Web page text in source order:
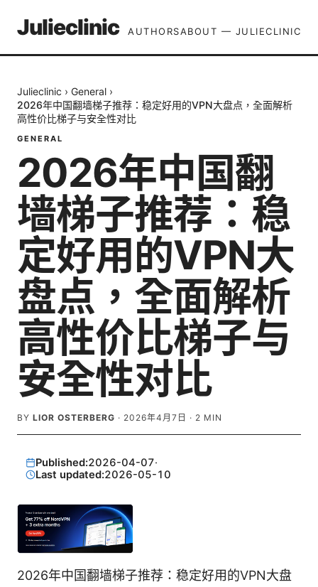
Julieclinic AUTHORSABOUT — JULIECLINIC
Julieclinic › General ›
2026年中国翻墙梯子推荐：稳定好用的VPN大盘点，全面解析
高性价比梯子与安全性对比
GENERAL
2026年中国翻
墙梯子推荐：稳
定好用的VPN大
盘点，全面解析
高性价比梯子与
安全性对比
BY LIOR OSTERBERG · 2026年4月7日 · 2 MIN
Published:2026-04-07·
Last updated:2026-05-10
2026年中国翻墙梯子推荐：稳定好用的VPN大盘